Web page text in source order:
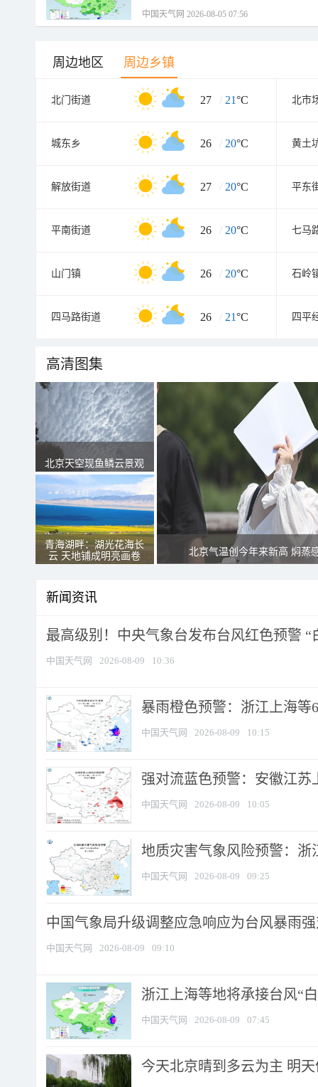
中国天气网 2026-08-05 07:56
周边地区 周边乡镇
北门街道 27 / 21°C 北市
城东乡 26 / 20°C 黄土
解放街道 27 / 20°C 平东
平南街道 26 / 20°C 七马
山门镇 26 / 20°C 石岭
四马路街道 26 / 21°C
高清图集
北京天空现鱼鳞云景观
青海湖畔：湖光花海长
云 天地铺成明亮画卷
北京气温创今年来新高 焖蒸
新闻资讯
最高级别！中央气象台发布台风红色预警 “
中国天气网 2026-08-09 10:36
暴雨橙色预警：浙江上海等
中国天气网 2026-08-09 10:15
强对流蓝色预警：安徽江苏
中国天气网 2026-08-09 10:05
地质灾害气象风险预警：浙
中国天气网 2026-08-09 09:25
中国气象局升级调整应急响应为台风暴雨
中国天气网 2026-08-09 09:10
浙江上海等地将承接台风“
中国天气网 2026-08-09 07:45
今天北京晴到多云为主 明